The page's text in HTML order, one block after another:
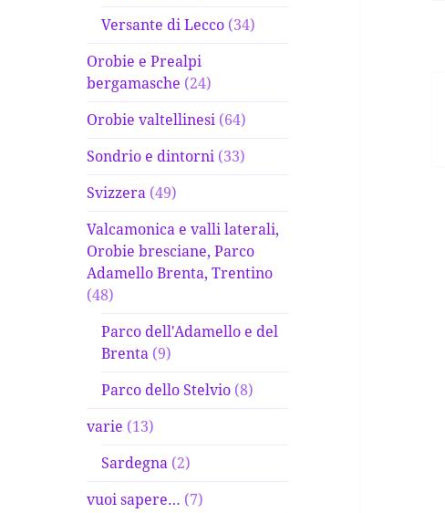
Versante di Lecco (34)
Orobie e Prealpi
bergamasche (24)
Orobie valtellinesi (64)
Sondrio e dintorni (33)
Svizzera (49)
Valcamonica e valli laterali,
Orobie bresciane, Parco
Adamello Brenta, Trentino
(48)
Parco dell'Adamello e del
Brenta (9)
Parco dello Stelvio (8)
varie (13)
Sardegna (2)
vuoi sapere… (7)